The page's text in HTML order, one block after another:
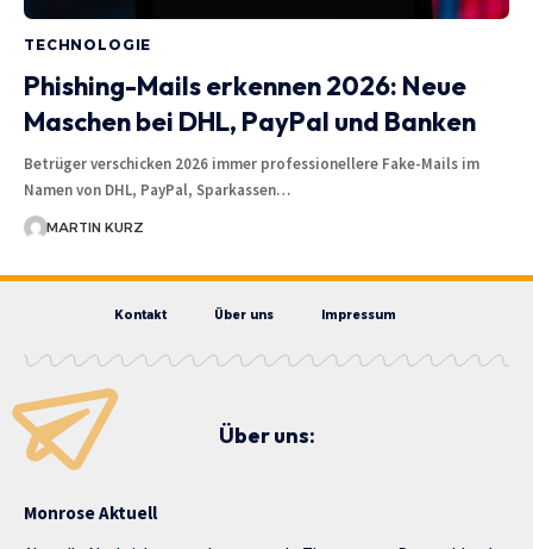
TECHNOLOGIE
Phishing-Mails erkennen 2026: Neue
Maschen bei DHL, PayPal und Banken
Betrüger verschicken 2026 immer professionellere Fake-Mails im
Namen von DHL, PayPal, Sparkassen…
MARTIN KURZ
Kontakt Über uns Impressum
Über uns:
Monrose Aktuell